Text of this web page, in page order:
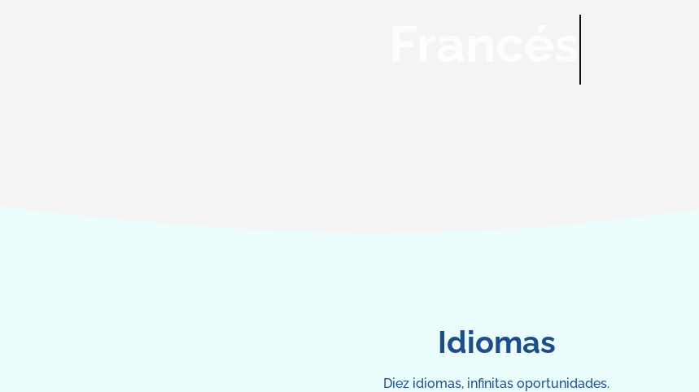
Idiomas
Diez idiomas, infinitas oportunidades.